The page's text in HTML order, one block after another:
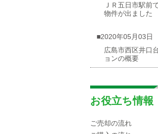
ＪＲ五日市駅前
物件が出ました
■2020年05月03日
広島市西区井口
ョンの概要
☆海が見渡せる一
却物件）を募集
■2020年04月10日
お役立ち情報
ご売却の流れ